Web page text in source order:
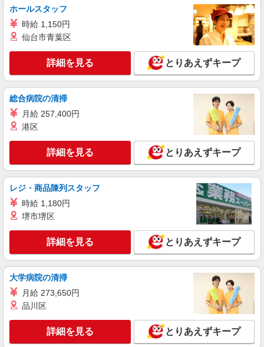
大阪市内健康診断センター（大阪府大阪市中央
キープ 詳細を見る
アルバイト パート
美素建物管理株式会社
オフィスビルの清掃
大阪府大阪市中央区今橋
キープ 詳細を見る
毎日管財株式会社
月給230,000円〜 ※固定残業代16,700円(10時
間分)含む ★前職給与考慮します ★交通費実費支
給 ★賞与あり（年2回）
大阪府大阪市中央区南船場2丁目3-4
キープ 詳細を見る
東洋テックビルサービス株式会社 クリーンサービス部
オフィスビルの清掃スタッフ
ホールスタッフ
時給 1,150円
仙台市青葉区
詳細を見る とりあえずキープ
総合病院の清掃
月給 257,400円
港区
詳細を見る とりあえずキープ
レジ・商品陳列スタッフ
時給 1,180円
堺市堺区
詳細を見る とりあえずキープ
大学病院の清掃
月給 273,650円
品川区
詳細を見る とりあえずキープ